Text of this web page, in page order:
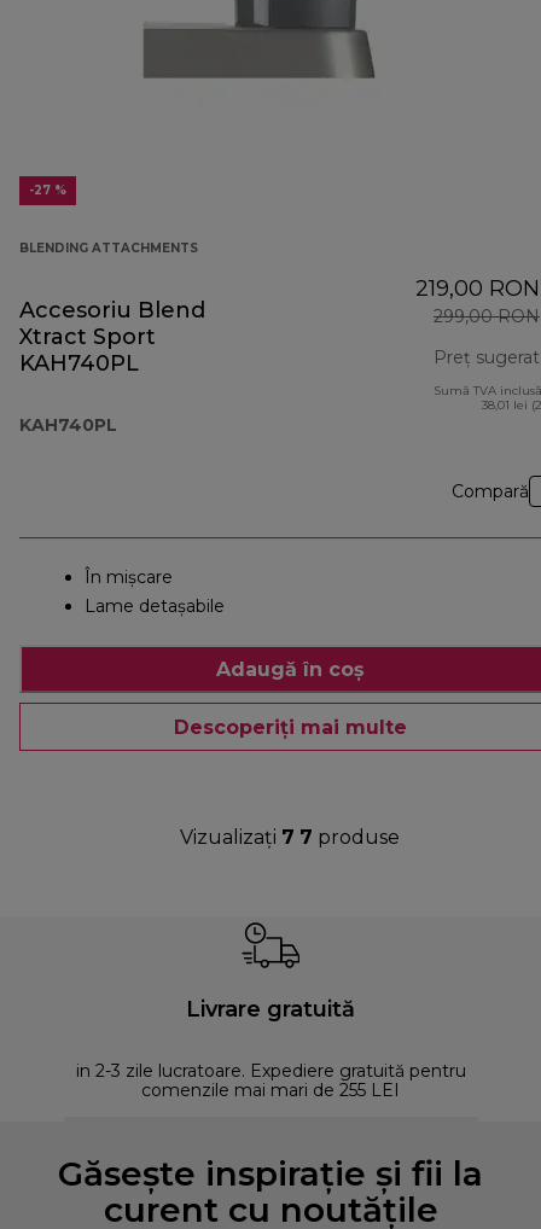
-27 %
BLENDING ATTACHMENTS
Accesoriu Blend
Xtract Sport
KAH740PL
KAH740PL
219,00 RON
299,00 RON
Preț sugerat
Sumă TVA
38,01 lei
Compară
În mișcare
Lame detaşabile
Adaugă în coș
Descoperiți mai multe
Vizualizați 7 7 produse
Livrare gratuită
in 2-3 zile lucratoare. Expediere gratuită pentru
comenzile mai mari de 255 LEI
Găsește inspirație și fii la
curent cu noutățile